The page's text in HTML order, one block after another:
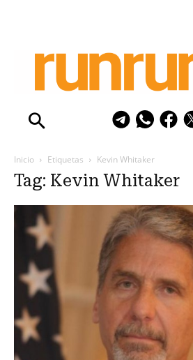
Inicio Etiquetas Kevin Whitaker
Tag: Kevin Whitaker